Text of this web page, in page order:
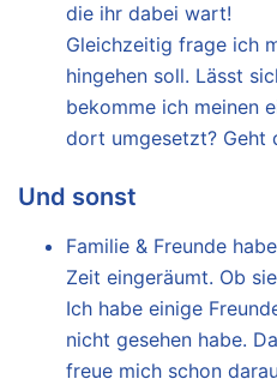
die ihr dabei wart!
Gleichzeitig frage ich
hingehen soll. Lässt
bekomme ich meinen
dort umgesetzt? Geht
Und sonst
Familie & Freunde
Zeit eingeräumt. Ob
Ich habe einige
nicht gesehen habe.
freue mich schon